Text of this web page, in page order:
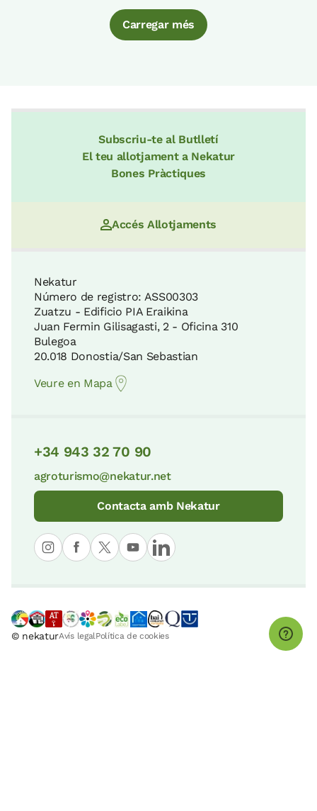
Carregar més
Subscriu-te al Butlletí
El teu allotjament a Nekatur
Bones Pràctiques
Accés Allotjaments
Nekatur
Número de registro: ASS00303
Zuatzu - Edificio PIA Eraikina
Juan Fermin Gilisagasti, 2 - Oficina 310
Bulegoa
20.018 Donostia/San Sebastian
Veure en Mapa
+34 943 32 70 90
agroturismo@nekatur.net
Contacta amb Nekatur
© nekaturAvís legal Política de cookies